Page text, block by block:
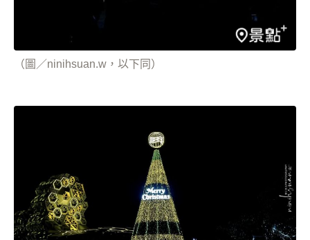
（圖／ninihsuan.w，以下同）